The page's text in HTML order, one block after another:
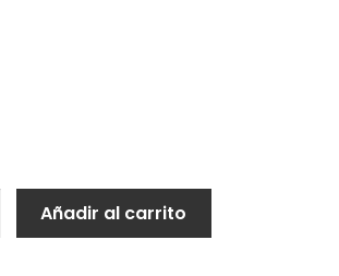
Añadir al carrito